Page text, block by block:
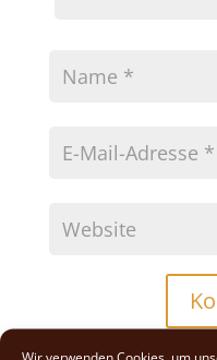
Wir verwenden Cookies, um